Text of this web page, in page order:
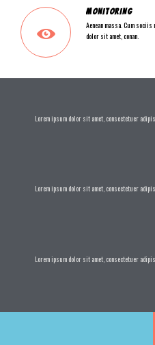
MONITORING
Aenean massa. Cum
dolor sit amet, conan.
Lorem ipsum dolor sit amet, consectetuer
Lorem ipsum dolor sit amet, consectetuer
Lorem ipsum dolor sit amet, consectetuer